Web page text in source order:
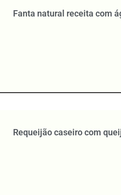
Fanta natural receita com
Requeijão caseiro com